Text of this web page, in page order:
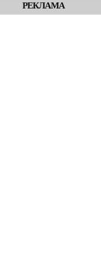
РЕКЛАМА